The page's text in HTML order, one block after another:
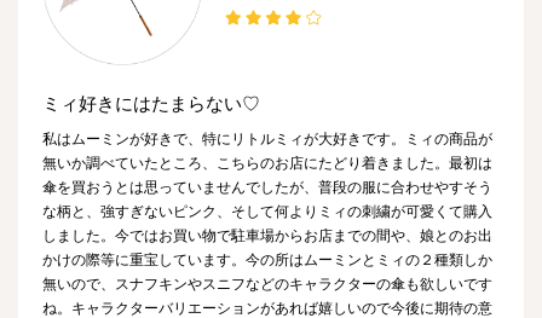
ミィ好きにはたまらない♡
私はムーミンが好きで、特にリトルミィが大好きです。ミィの商品が
無いか調べていたところ、こちらのお店にたどり着きました。最初は
傘を買おうとは思っていませんでしたが、普段の服に合わせやすそう
な柄と、強すぎないピンク、そして何よりミィの刺繍が可愛くて購入
しました。今ではお買い物で駐車場からお店までの間や、娘とのお出
かけの際等に重宝しています。今の所はムーミンとミィの２種類しか
無いので、スナフキンやスニフなどのキャラクターの傘も欲しいです
ね。キャラクターバリエーションがあれば嬉しいので今後に期待の意